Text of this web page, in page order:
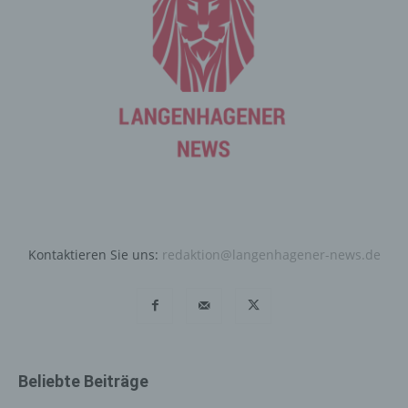
Kontaktieren Sie uns: redaktion@langenhagener-news.de
Beliebte Beiträge
entsprechenden Einstellung des genutzten
Internetbrowsers verhindern und damit der Setzung von
Cookies dauerhaft widersprechen. Ferner können
bereits gesetzte Cookies jederzeit über einen
Internetbrowser oder andere Softwareprogramme
gelöscht werden. Dies ist in allen gängigen
Person die Setzung von Cookies in dem genutzten
und Informationen
Internetseite durch eine betroffene Person oder ein
Informationen werden in den Logfiles des Servers
gespeichert. Erfasst werden können die (1) verwendeten